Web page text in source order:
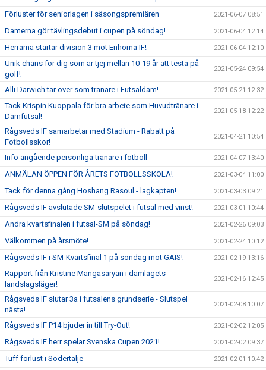
Förluster för seniorlagen i säsongspremiären 2021-06-07 08:51
Damerna gör tävlingsdebut i cupen på söndag! 2021-06-04 12:14
Herrarna startar division 3 mot Enhörna IF! 2021-06-04 12:10
Unik chans för dig som är tjej mellan 10-19 år att testa på
golf!
2021-05-24 09:54
Alli Darwich tar över som tränare i Futsaldam! 2021-05-21 12:32
Tack Krispin Kuoppala för bra arbete som Huvudtränare i
Damfutsal!
2021-05-18 12:22
Rågsveds IF samarbetar med Stadium - Rabatt på
Fotbollsskor!
2021-04-21 10:54
Info angående personliga tränare i fotboll 2021-04-07 13:40
ANMÄLAN ÖPPEN FÖR ÅRETS FOTBOLLSSKOLA! 2021-03-04 11:00
Tack för denna gång Hoshang Rasoul - lagkapten! 2021-03-03 09:21
Rågsveds IF avslutade SM-slutspelet i futsal med vinst! 2021-03-01 10:44
Andra kvartsfinalen i futsal-SM på söndag! 2021-02-26 09:03
Välkommen på årsmöte! 2021-02-24 10:12
Rågsveds IF i SM-Kvartsfinal 1 på söndag mot GAIS! 2021-02-19 13:16
Rapport från Kristine Mangasaryan i damlagets
landslagsläger!
2021-02-16 12:45
Rågsveds IF slutar 3a i futsalens grundserie - Slutspel
nästa!
2021-02-08 10:07
Rågsveds IF P14 bjuder in till Try-Out! 2021-02-02 12:05
Rågsveds IF herr spelar Svenska Cupen 2021! 2021-02-02 09:37
Tuff förlust i Södertälje 2021-02-01 10:42